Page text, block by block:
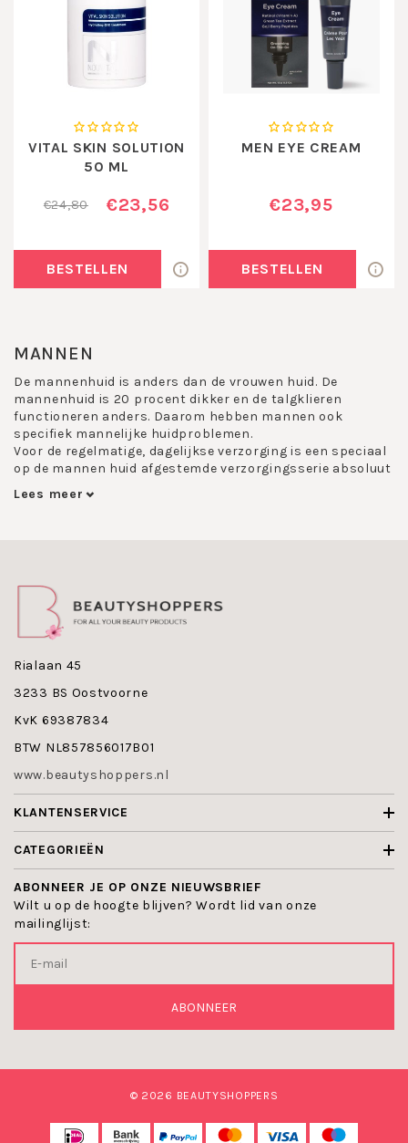
VITAL SKIN SOLUTION
50 ML
€24,80 €23,56
BESTELLEN
MEN EYE CREAM
€23,95
BESTELLEN
MANNEN
De mannenhuid is anders dan de vrouwen huid. De
mannenhuid is 20 procent dikker en de talgklieren
functioneren anders. Daarom hebben mannen ook
specifiek mannelijke huidproblemen.
Voor de regelmatige, dagelijkse verzorging is een speciaal
op de mannen huid afgestemde verzorgingsserie absoluut
Biomaris Men:
Biomaris Men 24h Moitsurizing Cream Nature - een
tal van mineralen en sporenelementen uit de zee.
Biomaris Men 3 in 1 Shower Gel Nature - een pH-
Revitaliseert, hydrateert en heeft een aangename
geur.
Biomaris Men After Shave tonic Nature- een
versterkende en verkoelende tonic is bovendien
Biomaris Men After Shave Balm Nature - Kalmeert de
huid na het scheren, heeft een licht verkoelend
effect, biedt hydratatie en beschermt de huid tegen
negatieve milieu-invloeden.
Biomaris 24h Deodorant Nature - Vermindert
transpiratie en is effectief tot 24 uur. Remt de
bacteriele ontbinding van zweet, waardoor
Dr Eckstein Men:
scheren, als body wash en als shampoo.
baardharen zachter en soepel aanvoelen, terwijl de
Lees meer
Rialaan 45
3233 BS Oostvoorne
KvK 69387834
BTW NL857856017B01
www.beautyshoppers.nl
KLANTENSERVICE
CATEGORIEËN
ABONNEER JE OP ONZE NIEUWSBRIEF
Wilt u op de hoogte blijven? Wordt lid van onze
mailinglijst:
ABONNEER
© 2026 BEAUTYSHOPPERS